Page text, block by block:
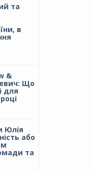
та
в
&
Що
для
Юлія
або
та